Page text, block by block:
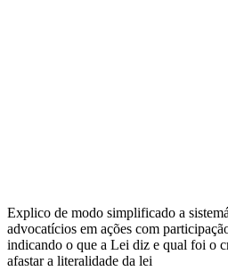
Explico de modo simplificado a
advocatícios em ações com
indicando o que a Lei diz e qual foi o
afastar a literalidade da lei